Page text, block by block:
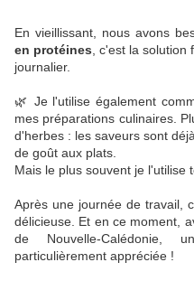
En vieillissant, nous avons
en protéines , c'est la
journalier.
🌿 Je l'utilise également
mes préparations culinaires.
d'herbes : les saveurs sont
de goût aux plats.
Mais le plus souvent je l'utilise
Après une journée de travail,
délicieuse. Et en ce moment,
de Nouvelle-
particulièrement appréciée !